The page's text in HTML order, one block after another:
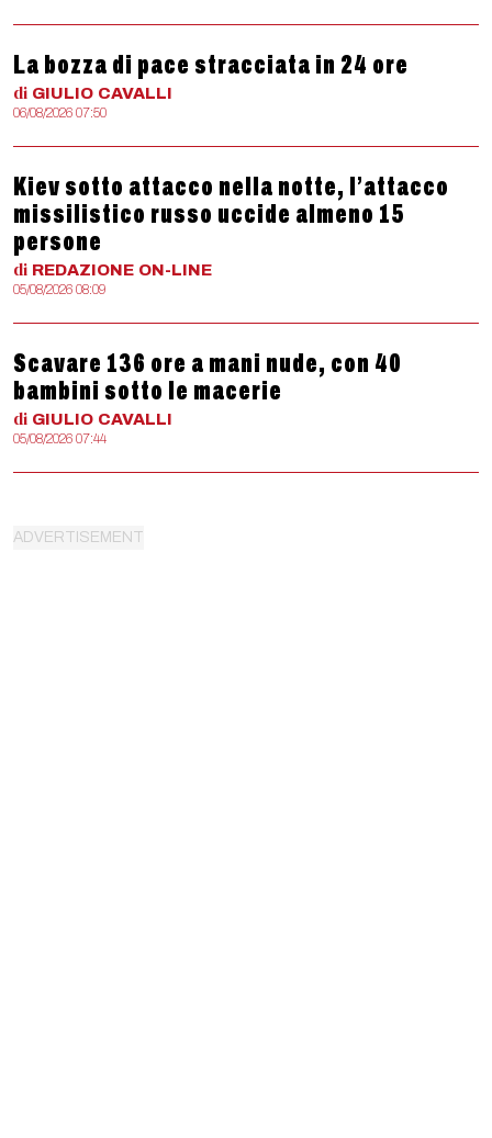
La bozza di pace stracciata in 24 ore
di GIULIO CAVALLI
06/08/2026 07:50
Kiev sotto attacco nella notte, l’attacco
missilistico russo uccide almeno 15
persone
di REDAZIONE ON-LINE
05/08/2026 08:09
Scavare 136 ore a mani nude, con 40
bambini sotto le macerie
di GIULIO CAVALLI
05/08/2026 07:44